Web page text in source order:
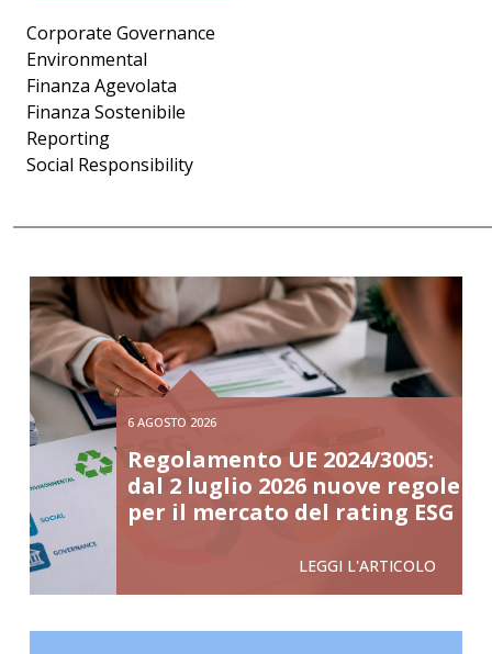
Corporate Governance
Environmental
Finanza Agevolata
Finanza Sostenibile
Reporting
Social Responsibility
6 AGOSTO 2026
Regolamento UE 2024/3005:
dal 2 luglio 2026 nuove regole
per il mercato del rating ESG
LEGGI L'ARTICOLO